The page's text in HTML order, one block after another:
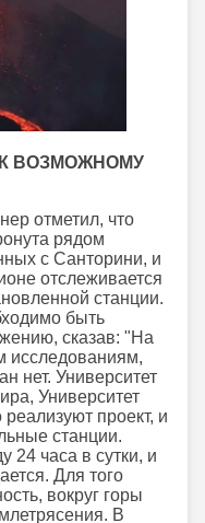
ВОЗМОЖНОМУ
отметил, что
рядом
с Санторини, и
отслеживается
станции.
быть
сказав: "На
исследованиям,
нет. Университет
Университет
проект, и
станции.
24 часа в сутки, и
Для того
вокруг горы
В